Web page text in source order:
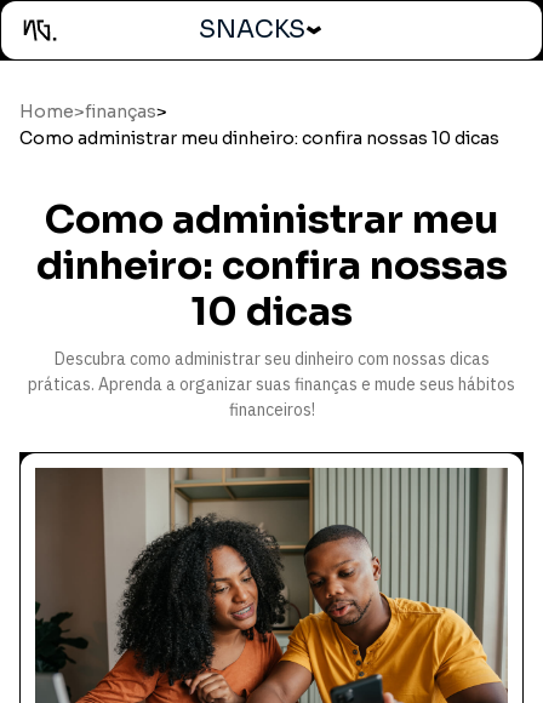
SNACKS
Home>finanças>
Como administrar meu dinheiro: confira nossas 10 dicas
Como administrar meu
dinheiro: confira nossas
10 dicas
Descubra como administrar seu dinheiro com nossas dicas
práticas. Aprenda a organizar suas finanças e mude seus hábitos
financeiros!